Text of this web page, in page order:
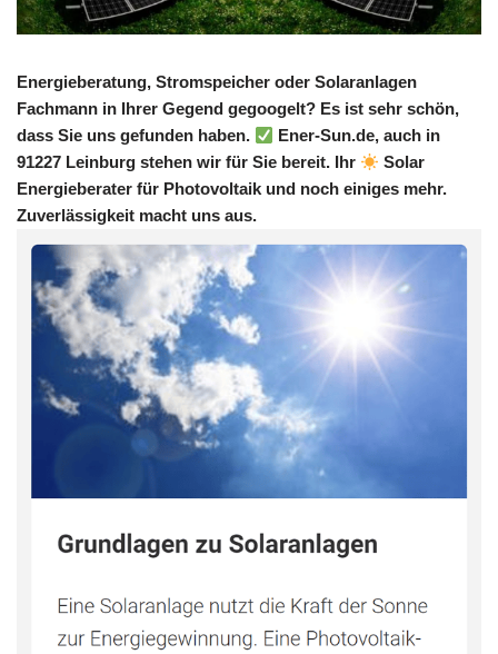
Energieberatung, Stromspeicher oder Solaranlagen
Fachmann in Ihrer Gegend gegoogelt? Es ist sehr schön,
dass Sie uns gefunden haben.
Ener-Sun.de, auch in
91227 Leinburg stehen wir für Sie bereit. Ihr
Solar
Energieberater für Photovoltaik und noch einiges mehr.
Zuverlässigkeit macht uns aus.